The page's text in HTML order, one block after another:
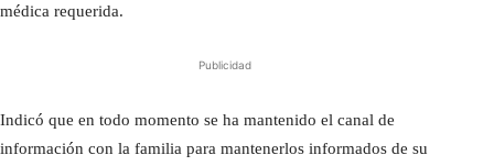
médica requerida.
Publicidad
Indicó que en todo momento se ha mantenido el canal de
información con la familia para mantenerlos informados de su